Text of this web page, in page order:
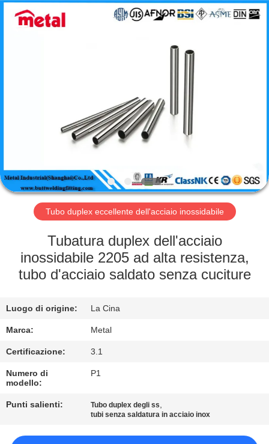
GIRO
DELLA
FABBRICA
CONTROLLO
QUALITÀ
CONTATTICI
NOTIZIA
2026
TOBO
STEEL
GROUP
Tubo duplex eccellente dell'acciaio inossidabile
Tubatura duplex dell'acciaio
inossidabile 2205 ad alta resistenza,
tubo d'acciaio saldato senza cuciture
Luogo di origine: La Cina
Marca: Metal
Certificazione: 3.1
Numero di
modello:
P1
Punti salienti: Tubo duplex degli ss,
tubi senza saldatura in acciaio inox